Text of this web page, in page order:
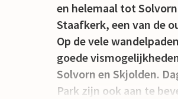
en helemaal tot
Staafkerk, een van de
Op de vele
goede
Solvorn en Skjolden.
Park zijn ook aan te